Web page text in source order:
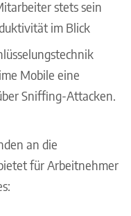
stets sein
im Blick
Mobile eine
Sniffing-Attacken.
an die
für Arbeitnehmer